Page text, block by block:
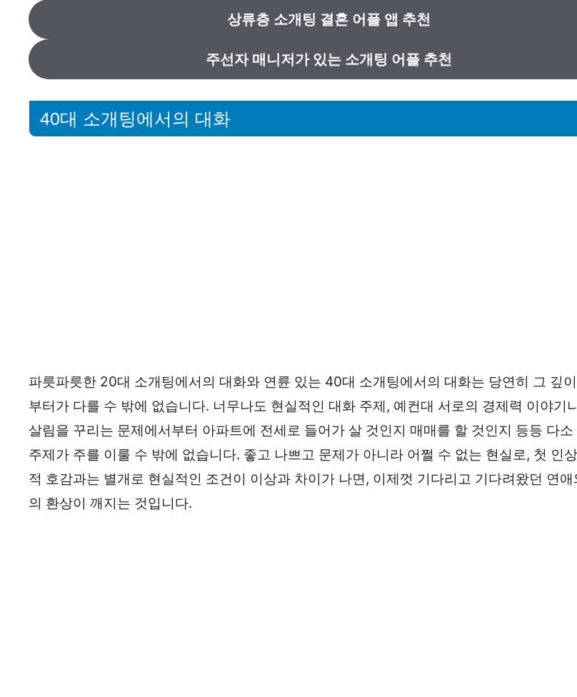
상류층 소개팅 결혼 어플 앱 추천
주선자 매니저가 있는 소개팅 어플 추천
40대 소개팅에서의 대화
파릇파릇한 20대 소개팅에서의 대화와 연륜 있는 40대 소개팅에서의 대화는 당연히 그 깊
부터가 다를 수 밖에 없습니다. 너무나도 현실적인 대화 주제, 예컨대 서로의 경제력 이야기
살림을 꾸리는 문제에서부터 아파트에 전세로 들어가 살 것인지 매매를 할 것인지 등등 다
주제가 주를 이룰 수 밖에 없습니다. 좋고 나쁘고 문제가 아니라 어쩔 수 없는 현실로, 첫 인
적 호감과는 별개로 현실적인 조건이 이상과 차이가 나면, 이제껏 기다리고 기다려왔던 연애
의 환상이 깨지는 것입니다.